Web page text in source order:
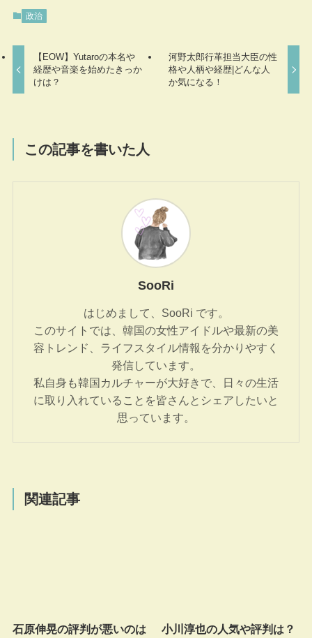
政治
【EOW】Yutaroの本名や
経歴や音楽を始めたきっか
けは？
河野太郎行革担当大臣の性
格や人柄や経歴|どんな人
か気になる！
この記事を書いた人
SooRi
はじめまして、SooRi です。
このサイトでは、韓国の女性アイドルや最新の美
容トレンド、ライフスタイル情報を分かりやすく
発信しています。
私自身も韓国カルチャーが大好きで、日々の生活
に取り入れていることを皆さんとシェアしたいと
思っています。
関連記事
石原伸晃の評判が悪いのは
小川淳也の人気や評判は？